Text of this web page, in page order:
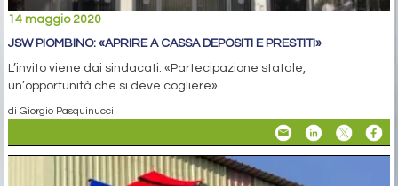
14 maggio 2020
JSW PIOMBINO: «APRIRE A CASSA DEPOSITI E PRESTITI»
L’invito viene dai sindacati: «Partecipazione statale,
un’opportunità che si deve cogliere»
di Giorgio Pasquinucci